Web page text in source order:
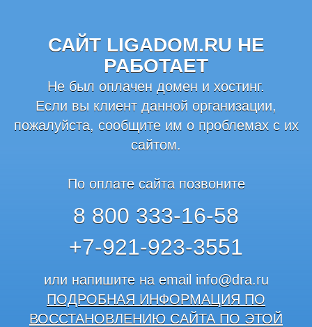
САЙТ LIGADOM.RU НЕ
РАБОТАЕТ
Не был оплачен домен и хостинг.
Если вы клиент данной организации,
пожалуйста, сообщите им о проблемах с их
сайтом.
По оплате сайта позвоните
8 800 333-16-58
+7-921-923-3551
или напишите на email info@dra.ru
ПОДРОБНАЯ ИНФОРМАЦИЯ ПО
ВОССТАНОВЛЕНИЮ САЙТА ПО ЭТОЙ